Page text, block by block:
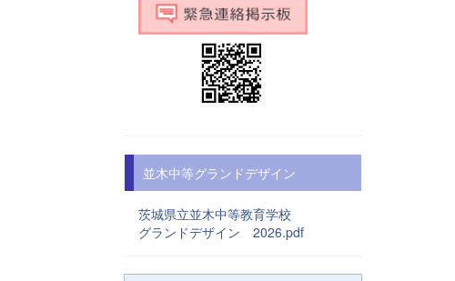
並木中等グランドデザイン
茨城県立並木中等教育学校
グランドデザイン 2026.pdf